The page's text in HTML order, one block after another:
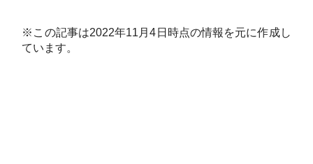
※この記事は2022年11月4日 時点の情報を元に作成し
ています。